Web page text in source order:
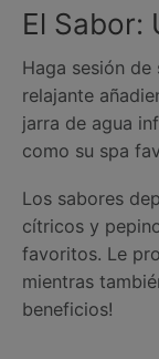
El Sabor:
Haga sesión
relajante
jarra de agua
como su spa
Los sabores
cítricos y
favoritos. Le
mientras
beneficios!